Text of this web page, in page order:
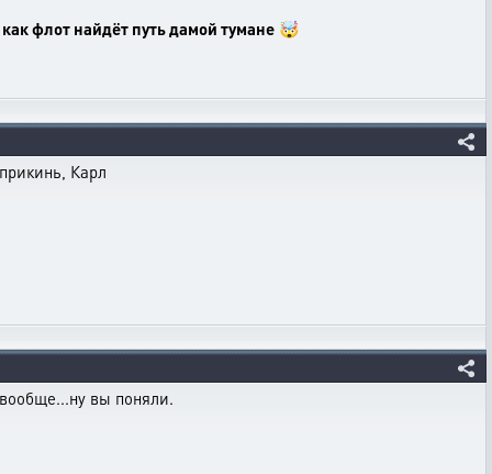
флот найдёт путь дамой тумане 🤯
Карл
вы поняли.